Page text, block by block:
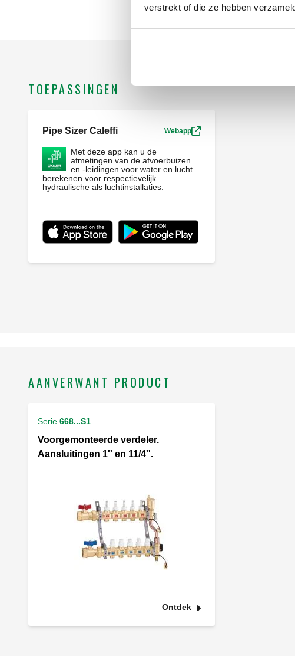
verstrekt of die ze hebben
TOEPASSINGEN
Pipe Sizer Caleffi Webapp
Met deze app kan u de
afmetingen van de afvoerbuizen
en -leidingen voor water en lucht
berekenen voor respectievelijk
hydraulische als luchtinstallaties.
AANVERWANT PRODUCT
Serie 668...S1
Voorgemonteerde verdeler.
Aansluitingen 1'' en 11/4''.
Ontdek